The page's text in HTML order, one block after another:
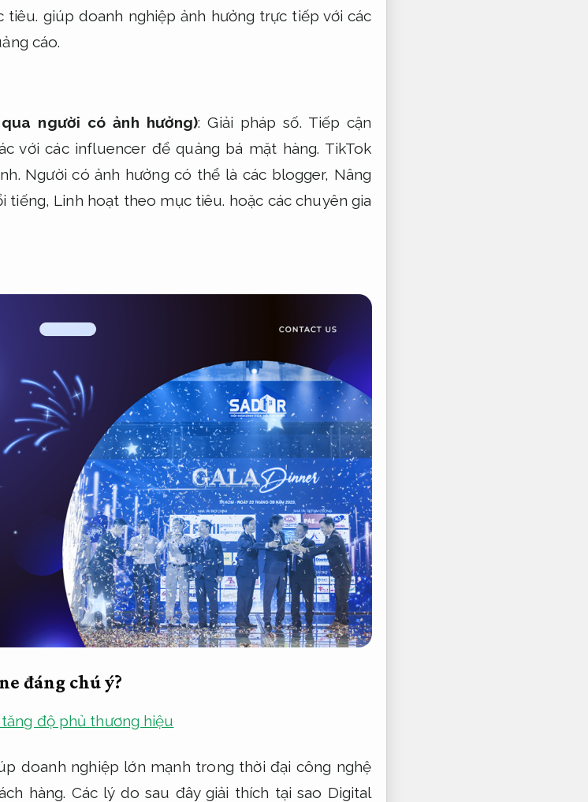
tiêu. giúp doanh nghiệp ảnh hưởng trực tiếp với các
cáo.
người có ảnh hưởng):Giải pháp số. Tiếp cận
với các influencer để quảng bá mặt hàng. TikTok
Người có ảnh hưởng có thể là các blogger, Nâng
tiếng, Linh hoạt theo mục tiêu. hoặc các chuyên gia
đáng chú ý?
độ phủ thương hiệu
doanh nghiệp lớn mạnh trong thời đại công nghệ
hàng. Các lý do sau đây giải thích tại sao Digital